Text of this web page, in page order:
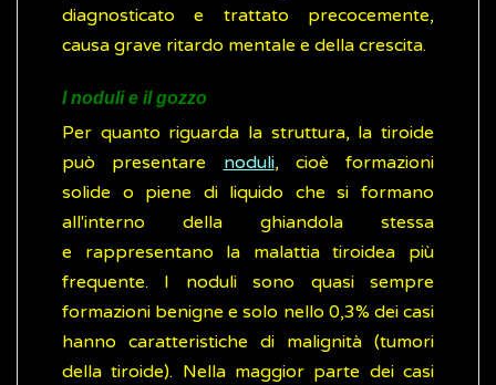
diagnosticato e trattato precocemente,
causa grave ritardo mentale e della crescita.
I noduli e il gozzo
Per quanto riguarda la struttura, la tiroide
può presentare noduli, cioè formazioni
solide o piene di liquido che si formano
all'interno della ghiandola stessa
e rappresentano la malattia tiroidea più
frequente. I noduli sono quasi sempre
formazioni benigne e solo nello 0,3% dei casi
hanno caratteristiche di malignità (tumori
della tiroide). Nella maggior parte dei casi